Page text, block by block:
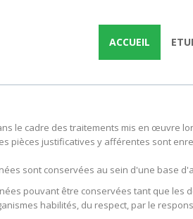
ACCUEIL
le cadre des traitements mis en œuvre
pièces justificatives y afférentes sont
sont conservées au sein d'une base
pouvant être conservées tant que
habilités, du respect, par le